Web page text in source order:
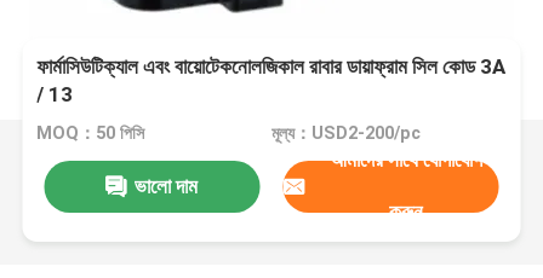
ফার্মাসিউটিক্যাল এবং বায়োটেকনোলজিকাল রাবার ডায়াফ্রাম সিল কোড 3A
/ 13
MOQ：50 পিসি মূল্য：USD2-200/pc
ভালো দাম
আমাদের সাথে যোগাযোগ
করুন